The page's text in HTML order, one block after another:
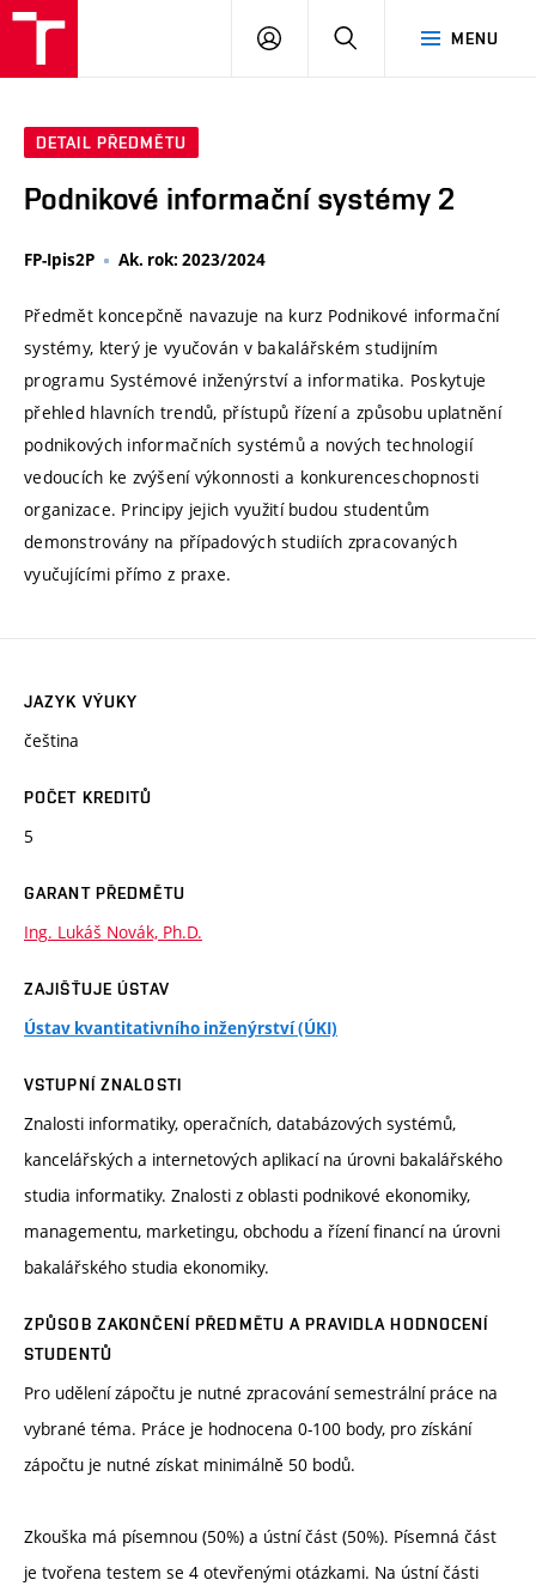
MENU
PŘIHLÁSIT
DETAIL PŘEDMĚTU
Podnikové informační systémy 2
FP-Ipis2P Ak. rok: 2023/2024
Předmět koncepčně navazuje na kurz Podnikové informační
systémy, který je vyučován v bakalářském studijním
programu Systémové inženýrství a informatika. Poskytuje
přehled hlavních trendů, přístupů řízení a způsobu uplatnění
podnikových informačních systémů a nových technologií
vedoucích ke zvýšení výkonnosti a konkurenceschopnosti
organizace. Principy jejich využití budou studentům
demonstrovány na případových studiích zpracovaných
vyučujícími přímo z praxe.
JAZYK VÝUKY
čeština
POČET KREDITŮ
5
GARANT PŘEDMĚTU
Ing. Lukáš Novák, Ph.D.
ZAJIŠŤUJE ÚSTAV
Ústav kvantitativního inženýrství (ÚKI)
VSTUPNÍ ZNALOSTI
Znalosti informatiky, operačních, databázových systémů,
kancelářských a internetových aplikací na úrovni bakalářského
studia informatiky. Znalosti z oblasti podnikové ekonomiky,
managementu, marketingu, obchodu a řízení financí na úrovni
bakalářského studia ekonomiky.
ZPŮSOB ZAKONČENÍ PŘEDMĚTU A PRAVIDLA HODNOCENÍ
STUDENTŮ
Pro udělení zápočtu je nutné zpracování semestrální práce na
vybrané téma. Práce je hodnocena 0-100 body, pro získání
zápočtu je nutné získat minimálně 50 bodů.
Zkouška má písemnou (50%) a ústní část (50%). Písemná část
je tvořena testem se 4 otevřenými otázkami. Na ústní části